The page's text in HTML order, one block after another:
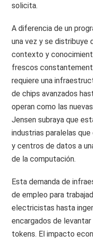
solicita.
A diferencia de un
una vez y se distribuye
contexto y
frescos
requiere una
de chips avanzados
operan como las
Jensen subraya que
industrias paralelas
y centros de datos a
de la computación.
Esta demanda de
de empleo para
electricistas hasta
encargados de
tokens. El impacto